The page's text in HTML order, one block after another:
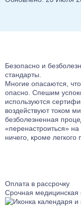
Лечение от
Лечение от
Лечение от
Лечение от
Консультация
Лечение от
Лечение от
Лечение от
Лечение от
Кодирование
Кодирование
Витамерц Депо
Алкоблокада
Кодирование
Кодирование
Кодирование
Лечение
Лечение
Лечение
Лечение
Лечение
Лечение
Лечение СДВГ
Лечение
Безопасно и
стандарты.
Многие опасаются,
опасно. Спешим
используются
воздействуют током
безболезненная
«перенастроиться» на
ничего, кроме легкого
Оплата в рассрочку
Срочная